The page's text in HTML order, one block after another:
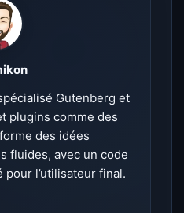
Gutenberg et
plugins comme des
des idées
fluides, avec un code
l’utilisateur final.